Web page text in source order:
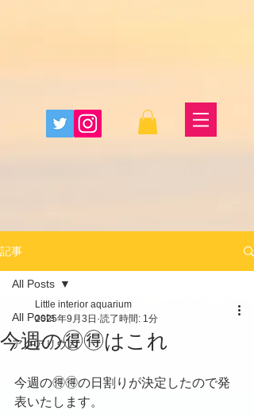
記事
All Posts
アクアリウム
All Posts
今週の🉐🉐はこれ
Little interior aquarium
2025年9月3日 読了時間: 1分
今週の🉐🉐の日割りが決定したので発
表いたします。